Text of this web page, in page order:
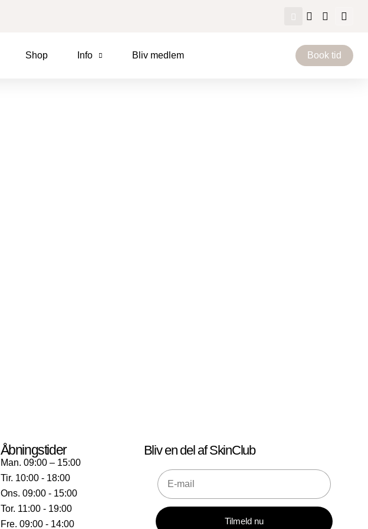
Shop Info Bliv medlem Book tid
Åbningstider
Man. 09:00 – 15:00
Tir. 10:00 - 18:00
Ons. 09:00 - 15:00
Tor. 11:00 - 19:00
Fre. 09:00 - 14:00
Bliv en del af SkinClub
E-mail
Tilmeld nu